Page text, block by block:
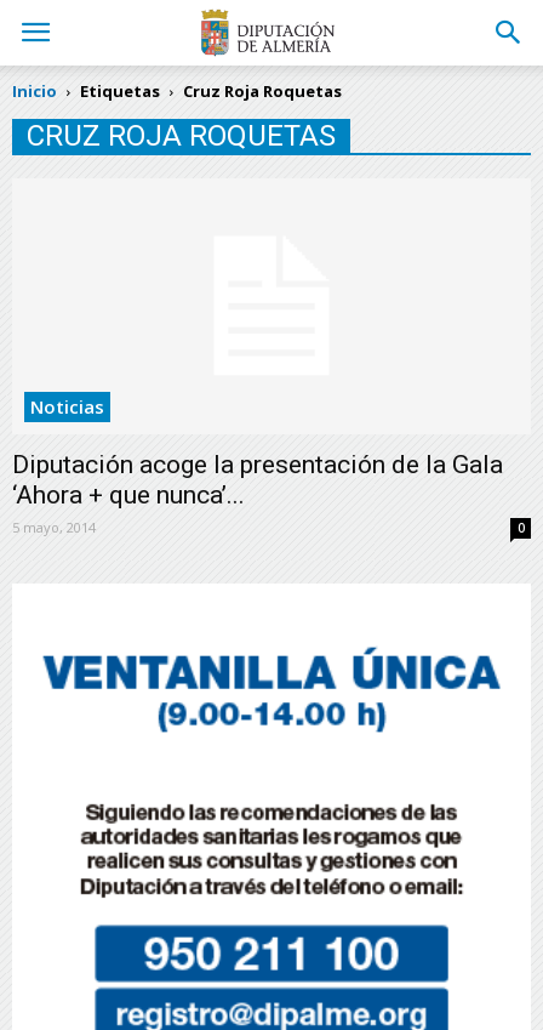
Inicio Etiquetas Cruz Roja Roquetas
CRUZ ROJA ROQUETAS
Noticias
Diputación acoge la presentación de la Gala
‘Ahora + que nunca’...
5 mayo, 2014 0